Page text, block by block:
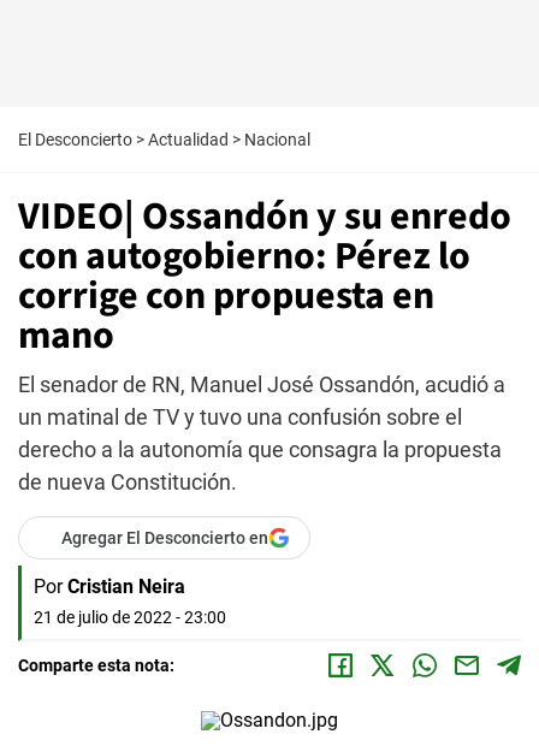
El Desconcierto >Actualidad > Nacional
VIDEO| Ossandón y su enredo
con autogobierno: Pérez lo
corrige con propuesta en
mano
El senador de RN, Manuel José Ossandón, acudió a
un matinal de TV y tuvo una confusión sobre el
derecho a la autonomía que consagra la propuesta
de nueva Constitución.
Agregar El Desconcierto en
Por Cristian Neira
21 de julio de 2022 - 23:00
Comparte esta nota: